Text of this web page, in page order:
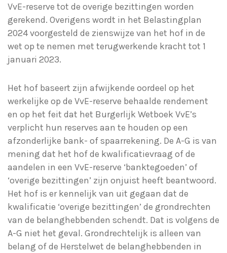
VvE-reserve tot de overige bezittingen worden
gerekend. Overigens wordt in het Belastingplan
2024 voorgesteld de zienswijze van het hof in de
wet op te nemen met terugwerkende kracht tot 1
januari 2023.
Het hof baseert zijn afwijkende oordeel op het
werkelijke op de VvE-reserve behaalde rendement
en op het feit dat het Burgerlijk Wetboek VvE’s
verplicht hun reserves aan te houden op een
afzonderlijke bank- of spaarrekening. De A-G is van
mening dat het hof de kwalificatievraag of de
aandelen in een VvE-reserve ‘banktegoeden’ of
‘overige bezittingen’ zijn onjuist heeft beantwoord.
Het hof is er kennelijk van uit gegaan dat de
kwalificatie ‘overige bezittingen’ de grondrechten
van de belanghebbenden schendt. Dat is volgens de
A-G niet het geval. Grondrechtelijk is alleen van
belang of de Herstelwet de belanghebbenden in